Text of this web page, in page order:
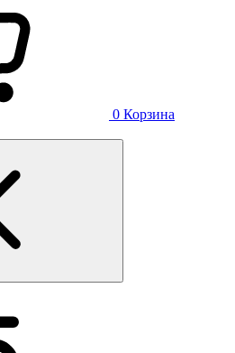
0 Корзина